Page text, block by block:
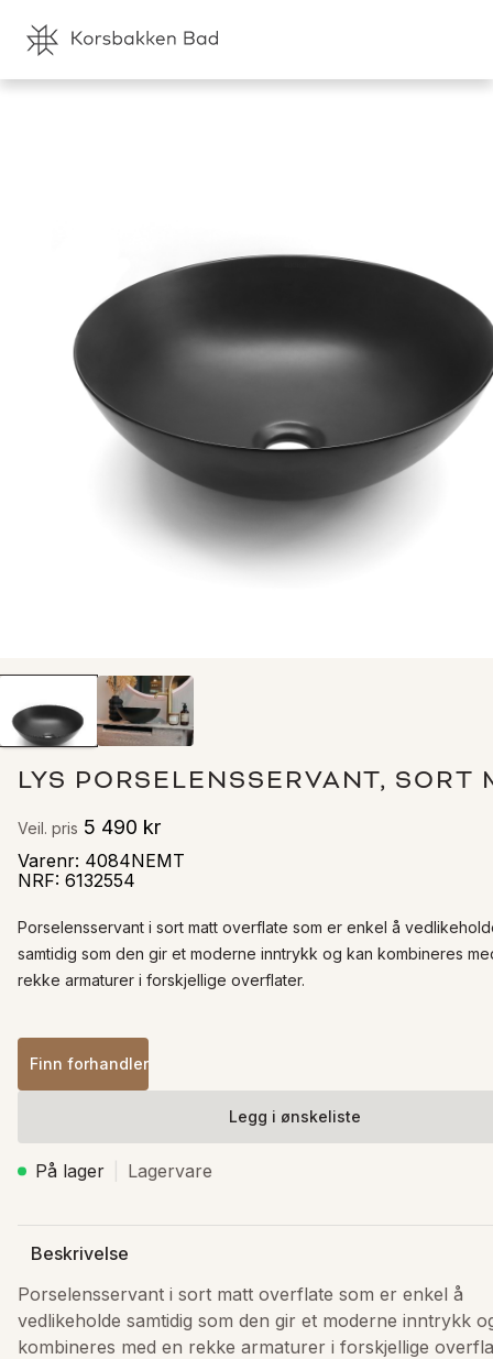
LYS PORSELENSSERVANT, SORT
Veil. pris 5 490 kr
Varenr: 4084NEMT
NRF: 6132554
Porselensservant i sort matt overflate som er enkel å
samtidig som den gir et moderne inntrykk og kan kombineres
rekke armaturer i forskjellige overflater.
Finn forhandler
Legg i ønskeliste
På lager Lagervare
Beskrivelse
Porselensservant i sort matt overflate som er enkel å
vedlikeholde samtidig som den gir et moderne inntrykk
kombineres med en rekke armaturer i forskjellige